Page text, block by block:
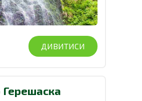
ДИВИТИСИ
Герешаска